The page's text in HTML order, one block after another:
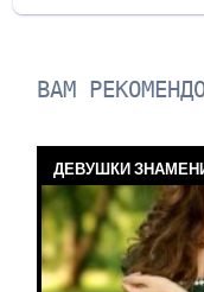
ВАМ
ДЕВУШКИ